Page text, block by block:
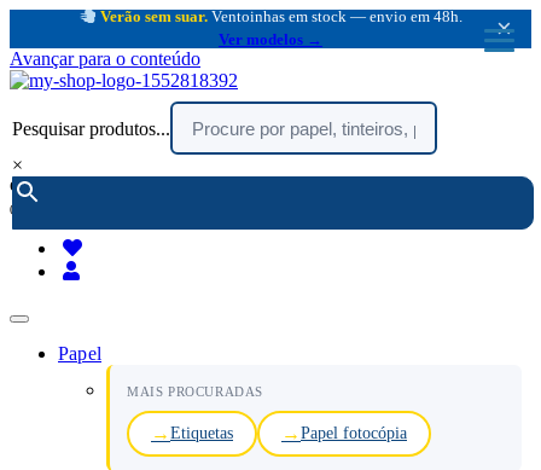
Verão sem suar.Ventoinhas em stock — envio em 48h.
Ver modelos →
×
Avançar para o conteúdo
Pesquisar produtos...
×
encomendar por telefone :
(chamada rede fixa nacional)
Papel
MAIS PROCURADAS
Etiquetas Papel fotocópia